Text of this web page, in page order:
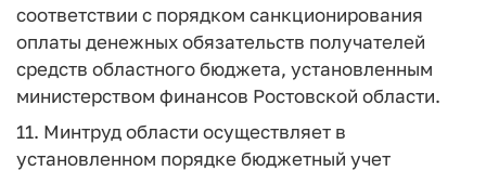
соответствии с порядком санкционирования
оплаты денежных обязательств получателей
средств областного бюджета, установленным
министерством финансов Ростовской области.
11. Минтруд области осуществляет в
установленном порядке бюджетный учет